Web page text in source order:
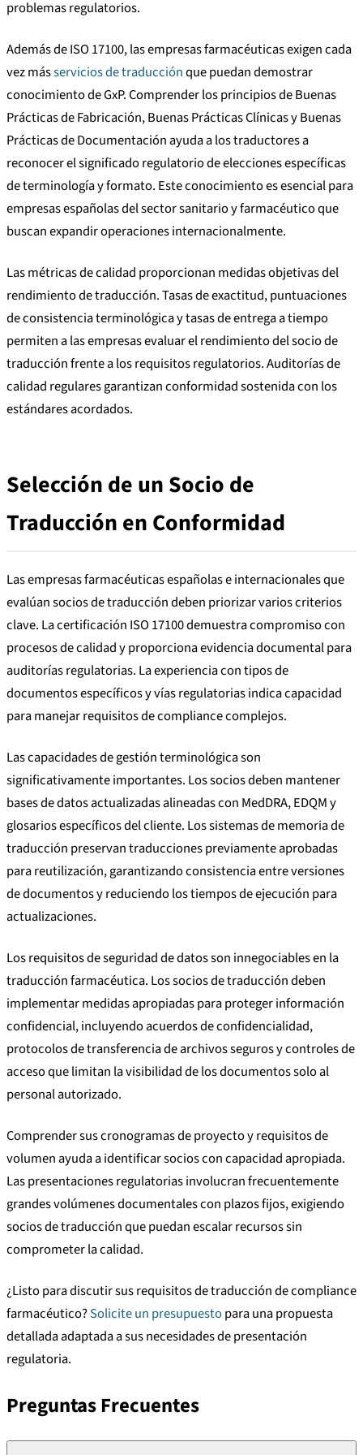
problemas regulatorios.
Además de ISO 17100, las empresas farmacéuticas exigen cada
vez másservicios de traducciónque puedan demostrar
conocimiento de GxP. Comprender los principios de Buenas
Prácticas de Fabricación, Buenas Prácticas Clínicas y Buenas
Prácticas de Documentación ayuda a los traductores a
reconocer el significado regulatorio de elecciones específicas
de terminología y formato. Este conocimiento es esencial para
empresas españolas del sector sanitario y farmacéutico que
buscan expandir operaciones internacionalmente.
Las métricas de calidad proporcionan medidas objetivas del
rendimiento de traducción. Tasas de exactitud, puntuaciones
de consistencia terminológica y tasas de entrega a tiempo
permiten a las empresas evaluar el rendimiento del socio de
traducción frente a los requisitos regulatorios. Auditorías de
calidad regulares garantizan conformidad sostenida con los
estándares acordados.
Selección de un Socio de
Traducción en Conformidad
Las empresas farmacéuticas españolas e internacionales que
evalúan socios de traducción deben priorizar varios criterios
clave. La certificación ISO 17100 demuestra compromiso con
procesos de calidad y proporciona evidencia documental para
auditorías regulatorias. La experiencia con tipos de
documentos específicos y vías regulatorias indica capacidad
para manejar requisitos de compliance complejos.
Las capacidades de gestión terminológica son
significativamente importantes. Los socios deben mantener
bases de datos actualizadas alineadas con MedDRA, EDQM y
glosarios específicos del cliente. Los sistemas de memoria de
traducción preservan traducciones previamente aprobadas
para reutilización, garantizando consistencia entre versiones
de documentos y reduciendo los tiempos de ejecución para
actualizaciones.
Los requisitos de seguridad de datos son innegociables en la
traducción farmacéutica. Los socios de traducción deben
implementar medidas apropiadas para proteger información
confidencial, incluyendo acuerdos de confidencialidad,
protocolos de transferencia de archivos seguros y controles de
acceso que limitan la visibilidad de los documentos solo al
personal autorizado.
Comprender sus cronogramas de proyecto y requisitos de
volumen ayuda a identificar socios con capacidad apropiada.
Las presentaciones regulatorias involucran frecuentemente
grandes volúmenes documentales con plazos fijos, exigiendo
socios de traducción que puedan escalar recursos sin
comprometer la calidad.
¿Listo para discutir sus requisitos de traducción de compliance
farmacéutico?Solicite un presupuestopara una propuesta
detallada adaptada a sus necesidades de presentación
regulatoria.
Preguntas Frecuentes